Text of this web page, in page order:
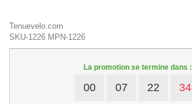
Tenuevelo.com
SKU-1226 MPN-1226
La promotion se termine dans :
00 07 22 34